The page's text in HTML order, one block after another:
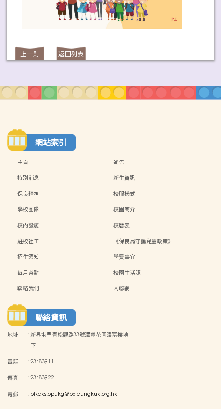
上一則 返回列表
網站索引
主頁
通告
特別消息
新生資訊
保良精神
校服樣式
學校團隊
校園簡介
校內設施
校曆表
駐校社工
《保良局守護兒童政策》
招生須知
學費事宜
每月茶點
校園生活照
聯絡我們
內聯網
聯絡資訊
地址 :新界屯門青松觀路33號澤豐花園澤富樓地
下
電話 :23483911
傳真 :23483922
電郵 : plkcks.opukg@poleungkuk.org.hk